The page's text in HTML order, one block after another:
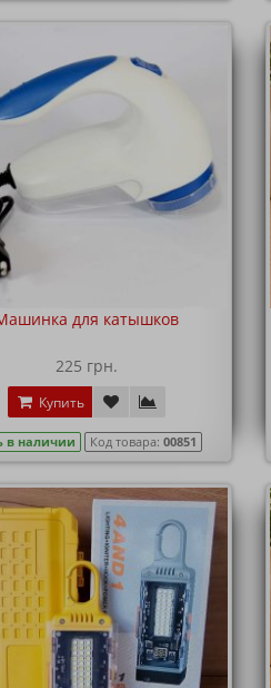
для катышков
225 грн.
Купить
в наличии Код товара:00851